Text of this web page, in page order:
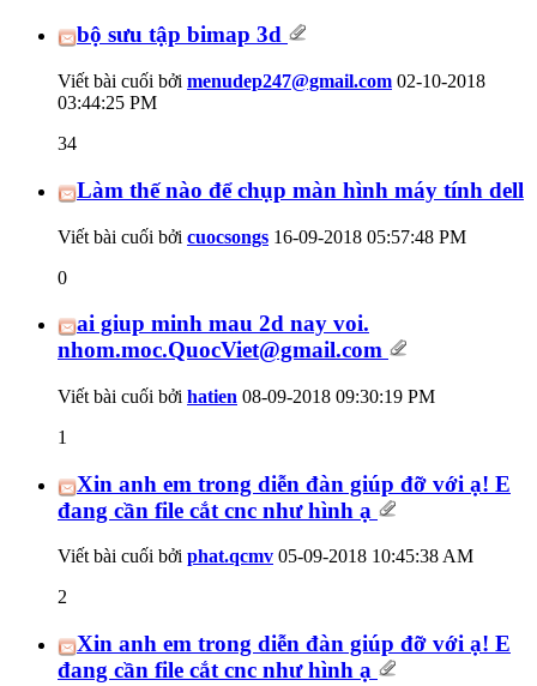
bộ sưu tập bimap 3d
Viết bài cuối bởi menudep247@gmail.com 02-10-2018
03:44:25 PM
34
Làm thế nào để chụp màn hình máy tính dell
Viết bài cuối bởi cuocsongs 16-09-2018 05:57:48 PM
0
ai giup minh mau 2d nay voi.
nhom.moc.QuocViet@gmail.com
Viết bài cuối bởi hatien 08-09-2018 09:30:19 PM
1
Xin anh em trong diễn đàn giúp đỡ với ạ! E
đang cần file cắt cnc như hình ạ
Viết bài cuối bởi phat.qcmv 05-09-2018 10:45:38 AM
2
Xin anh em trong diễn đàn giúp đỡ với ạ! E
đang cần file cắt cnc như hình ạ